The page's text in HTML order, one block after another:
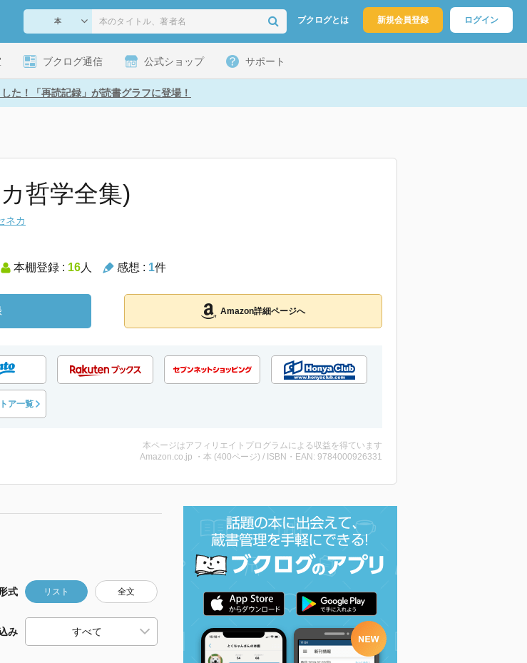
ブクログとは 新規会員登録 ログイン
ブクログ通信 公式ショップ サポート
た！「再読記録」が読書グラフに登場！
哲学全集)
ネカ
本棚登録 : 16人 感想 : 1件
Amazon詳細ページへ
ア一覧
本ページはアフィリエイトプログラムによる収益を得ています
Amazon.co.jp ・本 (400ページ) / ISBN・EAN: 9784000926331
式 リスト 全文
み